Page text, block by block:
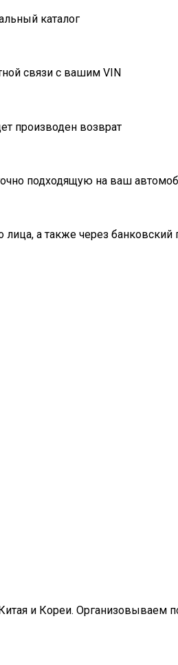
каталог
связи с вашим VIN
производен возврат
подходящую на ваш
а также через банковский
и Кореи. Организовываем